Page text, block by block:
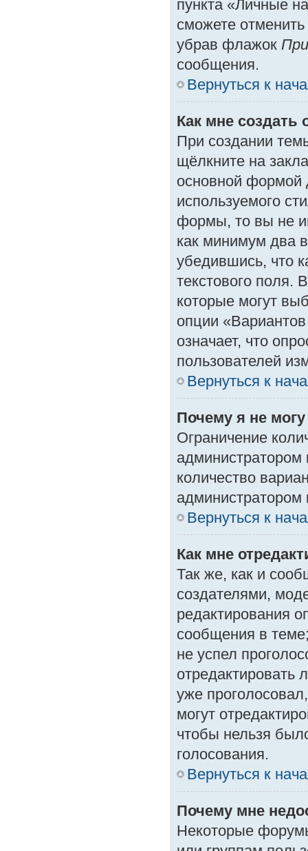
пункта «Личные
сможете
убрав флажок
сообщения.
Вернуться к
Как мне создать
При создании
щёлкните на
основной формой
используемого
формы, то вы не
как минимум два
убедившись, что
текстового поля.
которые могут
опции
означает, что
пользователей
Вернуться к
Почему я не
Ограничение
количество
Вернуться к
Как мне
Так же, как и
создателями,
редактирования
сообщения в
не успел
отредактировать
уже
могут
чтобы нельзя
голосования.
Вернуться к
Почему мне
Некоторые